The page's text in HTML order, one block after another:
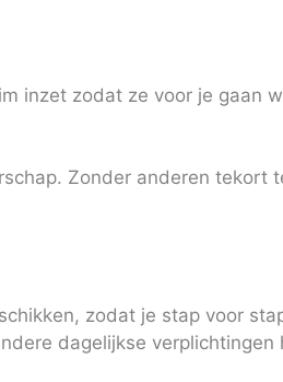
inzet zodat ze voor je gaan
Zonder anderen tekort
zodat je stap voor
dagelijkse verplichtingen